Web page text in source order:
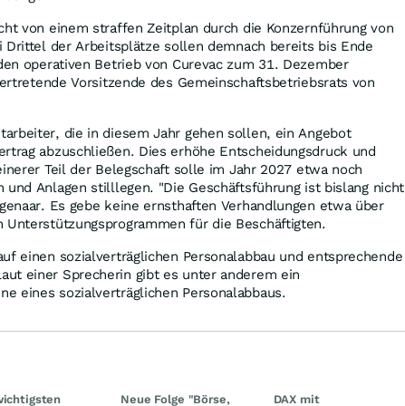
von einem straffen Zeitplan durch die Konzernführung von
Drittel der Arbeitsplätze sollen demnach bereits bis Ende
operativen Betrieb von Curevac zum 31. Dezember
Vorsitzende des Gemeinschaftsbetriebsrats von
die in diesem Jahr gehen sollen, ein Angebot
abzuschließen. Dies erhöhe Entscheidungsdruck und
Teil der Belegschaft solle im Jahr 2027 etwa noch
und Anlagen stilllegen. "Die Geschäftsführung ist bislang nicht
Es gebe keine ernsthaften Verhandlungen etwa über
Unterstützungsprogrammen für die Beschäftigten.
einen sozialverträglichen Personalabbau und entsprechende
einer Sprecherin gibt es unter anderem ein
eines sozialverträglichen Personalabbaus.
Neue Folge "Börse, DAX mit